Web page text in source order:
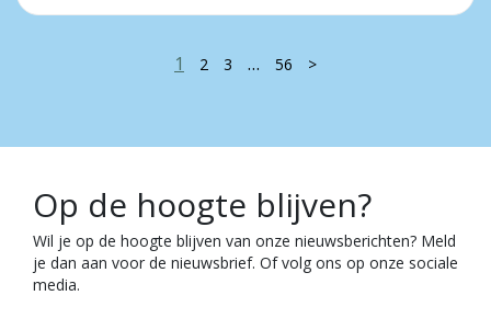
1 2 3 … 56 >
Op de hoogte blijven?
Wil je op de hoogte blijven van onze nieuwsberichten? Meld
je dan aan voor de nieuwsbrief. Of volg ons op onze sociale
media.